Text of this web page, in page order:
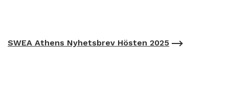
SWEA Athens Nyhetsbrev Hösten 2025